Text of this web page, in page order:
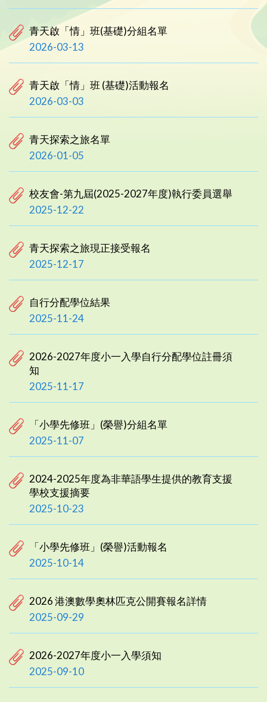
青天啟「情」班(基礎)分組名單
2026-03-13
青天啟「情」班 (基礎)活動報名
2026-03-03
青天探索之旅名單
2026-01-05
校友會-第九屆(2025-2027年度)執行委員選舉
2025-12-22
青天探索之旅現正接受報名
2025-12-17
自行分配學位結果
2025-11-24
2026-2027年度小一入學自行分配學位註冊須
知
2025-11-17
「小學先修班」(榮譽)分組名單
2025-11-07
2024-2025年度為非華語學生提供的教育支援
學校支援摘要
2025-10-23
「小學先修班」(榮譽)活動報名
2025-10-14
2026 港澳數學奧林匹克公開賽報名詳情
2025-09-29
2026-2027年度小一入學須知
2025-09-10